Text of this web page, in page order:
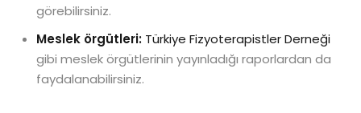
görebilirsiniz.
Meslek örgütleri: Türkiye Fizyoterapistler Derneği
gibi meslek örgütlerinin yayınladığı raporlardan da
faydalanabilirsiniz.